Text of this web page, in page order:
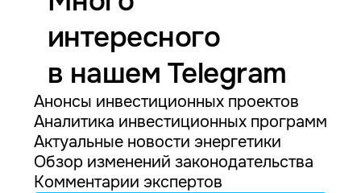
интересного
в нашем Telegram
Анонсы инвестиционных проектов
Аналитика инвестиционных программ
Актуальные новости энергетики
Обзор изменений законодательства
Комментарии экспертов